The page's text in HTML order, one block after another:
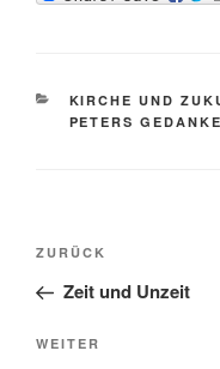
KATEGORIEN
KIRCHE UND
PETERS
Beitragsnavigation
Vorheriger
Beitrag
ZURÜCK
Zeit und Unzeit
Nächster
WEITER